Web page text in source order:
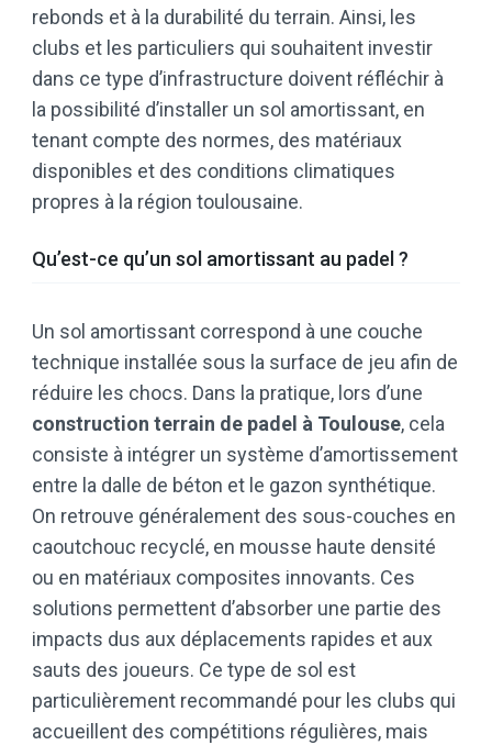
rebonds et à la durabilité du terrain. Ainsi, les
clubs et les particuliers qui souhaitent investir
dans ce type d’infrastructure doivent réfléchir à
la possibilité d’installer un sol amortissant, en
tenant compte des normes, des matériaux
disponibles et des conditions climatiques
propres à la région toulousaine.
Qu’est-ce qu’un sol amortissant au padel ?
Un sol amortissant correspond à une couche
technique installée sous la surface de jeu afin de
réduire les chocs. Dans la pratique, lors d’une
construction terrain de padel à Toulouse, cela
consiste à intégrer un système d’amortissement
entre la dalle de béton et le gazon synthétique.
On retrouve généralement des sous-couches en
caoutchouc recyclé, en mousse haute densité
ou en matériaux composites innovants. Ces
solutions permettent d’absorber une partie des
impacts dus aux déplacements rapides et aux
sauts des joueurs. Ce type de sol est
particulièrement recommandé pour les clubs qui
accueillent des compétitions régulières, mais